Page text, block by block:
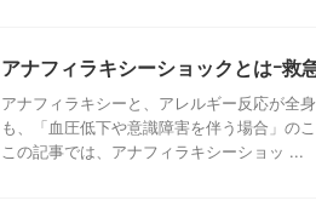
アナフィラキシーショックとはｰ救
アナフィラキシーと、アレルギー反応が全
も、「血圧低下や意識障害を伴う場合」の
この記事では、アナフィラキシーショッ ...